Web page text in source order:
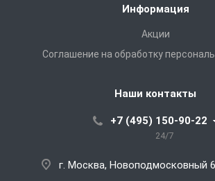
Информация
Акции
Соглашение на обработку
Наши контакты
+7 (495) 150-90-22
24/7
г. Москва, Новоподмосковный